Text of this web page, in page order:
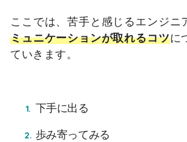
ここでは、苦手と感じるエンジニ
ミュニケーションが取れるコツに
ていきます。
下手に出る
歩み寄ってみる